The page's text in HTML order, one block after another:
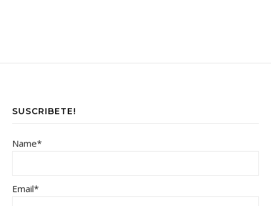
SUSCRIBETE!
Name*
Email*